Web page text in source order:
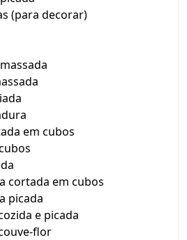
(para decorar)
em cubos
cortada em cubos
picada
e picada
flor